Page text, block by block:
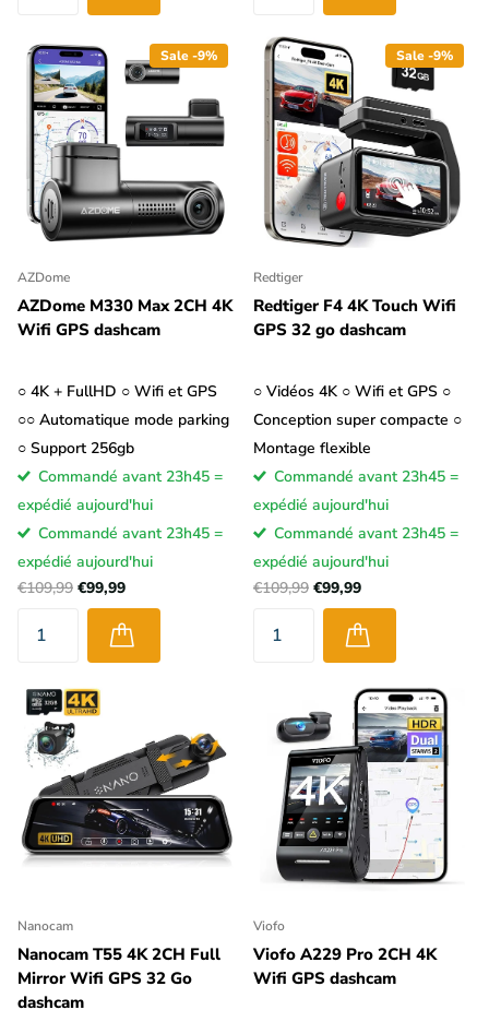
Sale -9%
AZDome
AZDome M330 Max 2CH 4K
Wifi GPS dashcam
○ 4K + FullHD ○ Wifi et GPS
○○ Automatique mode parking
○ Support 256gb
Commandé avant 23h45 =
expédié aujourd'hui
Commandé avant 23h45 =
expédié aujourd'hui
€109,99 €99,99
Sale -9%
Redtiger
Redtiger F4 4K Touch Wifi
GPS 32 go dashcam
○ Vidéos 4K ○ Wifi et GPS ○
Conception super compacte ○
Montage flexible
Commandé avant 23h45 =
expédié aujourd'hui
Commandé avant 23h45 =
expédié aujourd'hui
€109,99 €99,99
Nanocam
Nanocam T55 4K 2CH Full
Mirror Wifi GPS 32 Go
dashcam
Viofo
Viofo A229 Pro 2CH 4K
Wifi GPS dashcam